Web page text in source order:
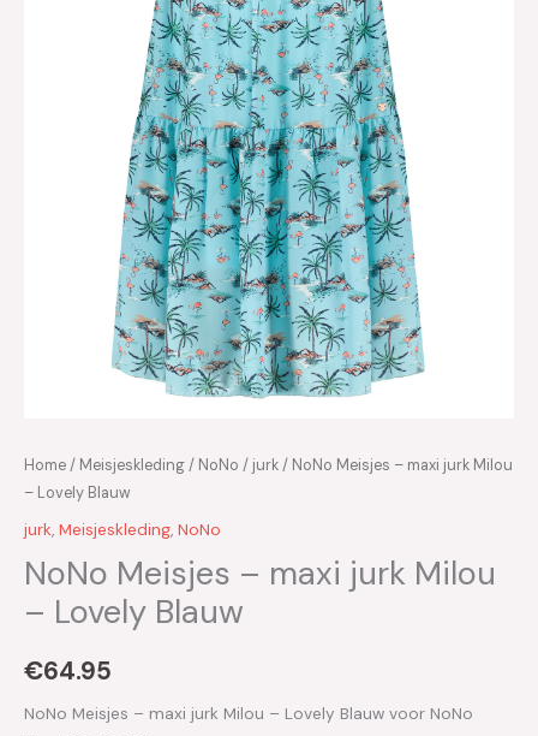
Home/ Meisjeskleding/ NoNo / jurk/ NoNo Meisjes – maxi jurk Milou
– Lovely Blauw
jurk, Meisjeskleding, NoNo
NoNo Meisjes – maxi jurk Milou
– Lovely Blauw
€64.95
NoNo Meisjes – maxi jurk Milou – Lovely Blauw voor NoNo